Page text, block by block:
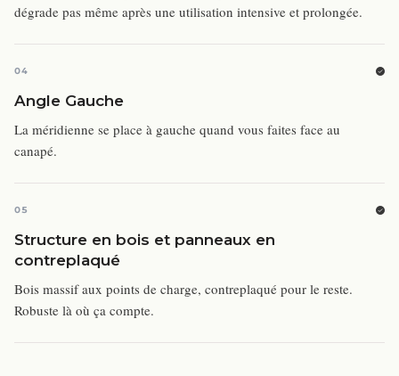
dégrade pas même après une utilisation intensive et prolongée.
04
Angle Gauche
La méridienne se place à gauche quand vous faites face au
canapé.
05
Structure en bois et panneaux en
contreplaqué
Bois massif aux points de charge, contreplaqué pour le reste.
Robuste là où ça compte.